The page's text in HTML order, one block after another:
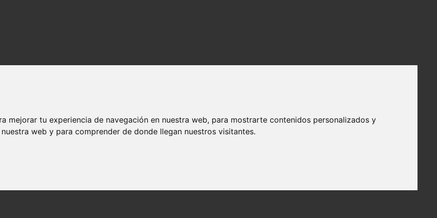
mejorar tu experiencia de navegación en nuestra web, para mostrarte contenidos personalizados y
web y para comprender de donde llegan nuestros visitantes.